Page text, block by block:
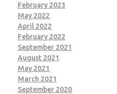
February 2023
May 2022
April 2022
February 2022
September 2021
August 2021
May 2021
March 2021
September 2020